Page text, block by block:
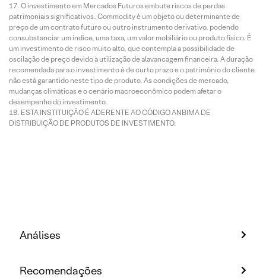
O investimento em Mercados Futuros embute riscos de perdas
patrimoniais significativos. Commodity é um objeto ou determinante de
preço de um contrato futuro ou outro instrumento derivativo, podendo
consubstanciar um índice, uma taxa, um valor mobiliário ou produto físico. É
um investimento de risco muito alto, que contempla a possibilidade de
oscilação de preço devido à utilização de alavancagem financeira. A duração
recomendada para o investimento é de curto prazo e o patrimônio do cliente
não está garantido neste tipo de produto. As condições de mercado,
mudanças climáticas e o cenário macroeconômico podem afetar o
desempenho do investimento.
ESTA INSTITUIÇÃO É ADERENTE AO CÓDIGO ANBIMA DE
DISTRIBUIÇÃO DE PRODUTOS DE INVESTIMENTO.
Análises
Recomendações